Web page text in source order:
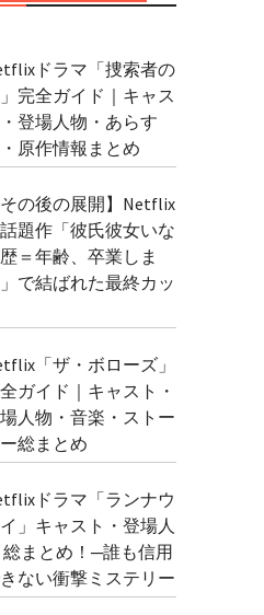
ドラマ「捜索者の
完全ガイド｜キャス
・登場人物・あらす
原作情報まとめ
その後の展開】Netflix
題作「彼氏彼女いな
＝年齢、卒業しま
で結ばれた最終カッ
「ザ・ボローズ」
ガイド｜キャスト・
人物・音楽・ストー
総まとめ
ドラマ「ランナウ
」キャスト・登場人
総まとめ！─誰も信用
ない衝撃ミステリー